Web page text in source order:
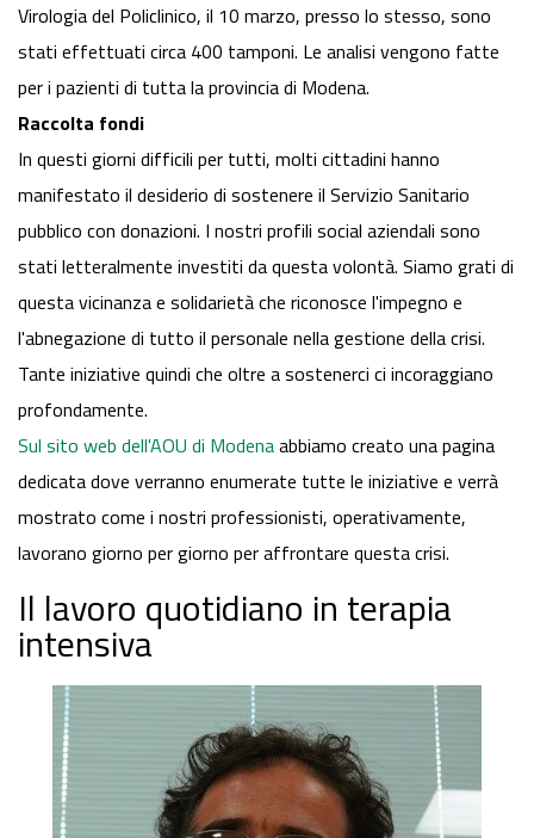
Virologia del Policlinico, il 10 marzo, presso lo stesso, sono
stati effettuati circa 400 tamponi. Le analisi vengono fatte
per i pazienti di tutta la provincia di Modena.
Raccolta fondi
In questi giorni difficili per tutti, molti cittadini hanno
manifestato il desiderio di sostenere il Servizio Sanitario
pubblico con donazioni. I nostri profili social aziendali sono
stati letteralmente investiti da questa volontà. Siamo grati di
questa vicinanza e solidarietà che riconosce l'impegno e
l'abnegazione di tutto il personale nella gestione della crisi.
Tante iniziative quindi che oltre a sostenerci ci incoraggiano
profondamente.
Sul sito web dell'AOU di Modenaabbiamo creato una pagina
dedicata dove verranno enumerate tutte le iniziative e verrà
mostrato come i nostri professionisti, operativamente,
lavorano giorno per giorno per affrontare questa crisi.
Il lavoro quotidiano in terapia
intensiva